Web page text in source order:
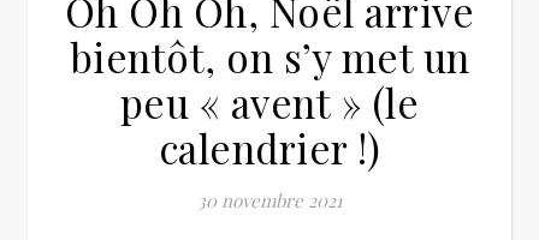
Oh Oh Oh, Noël arrive
bientôt, on s’y met un
peu « avent » (le
calendrier !)
30 novembre 2021